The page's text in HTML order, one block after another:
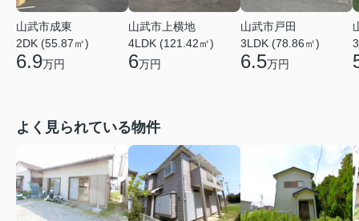
山武市成東
2DK (55.87㎡)
6.9万円
山武市上横地
4LDK (121.42㎡)
6万円
山武市戸田
3LDK (78.86㎡)
6.5万円
よく見られている物件